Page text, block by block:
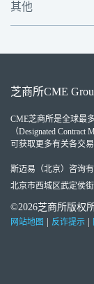
其他
芝商所CME
CME芝商所是全球最
（Designated Contract
可获取更多有关各交
斯迈易（北京）咨询
北京市西城区武定侯
©2026芝商所版权
网站地图 反诈提示